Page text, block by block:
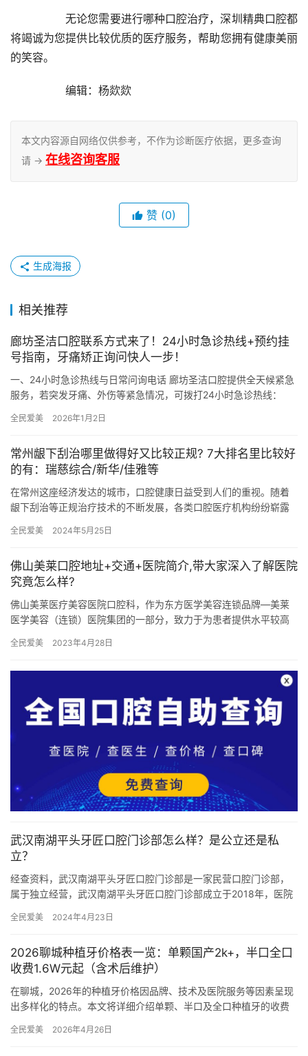
		无论您需要进行哪种口腔治疗，深圳精典口腔都
将竭诚为您提供比较优质的医疗服务，帮助您拥有健康美丽
的笑容。
		编辑：杨欻欻
本文内容源自网络仅供参考，不作为诊断医疗依据，更多查询
请 → 在线咨询客服
赞 (0)
生成海报
相关推荐
廊坊圣洁口腔联系方式来了！24小时急诊热线+预约挂
号指南，牙痛矫正询问快人一步！
一、24小时急诊热线与日常问询电话 廊坊圣洁口腔提供全天候紧急
服务，若突发牙痛、外伤等紧急情况，可拨打24小时急诊热线：
全民爱美 2026年1月2日
常州龈下刮治哪里做得好又比较正规? 7大排名里比较好
的有：瑞慈综合/新华/佳雅等
在常州这座经济发达的城市，口腔健康日益受到人们的重视。随着
龈下刮治等正规治疗技术的不断发展，各类口腔医疗机构纷纷崭露
题。本文…
全民爱美 2024年5月25日
佛山美莱口腔地址+交通+医院简介,带大家深入了解医院
究竟怎么样?
佛山美莱医疗美容医院口腔科，作为东方医学美容连锁品牌—美莱
医学美容（连锁）医院集团的一部分，致力于为患者提供水平较高
地址…
全民爱美 2023年4月28日
武汉南湖平头牙匠口腔门诊部怎么样？是公立还是私
立？
经查资料，武汉南湖平头牙匠口腔门诊部是一家民营口腔门诊部，
属于独立经营，武汉南湖平头牙匠口腔门诊部成立于2018年，医院
全民爱美 2024年4月23日
2026聊城种植牙价格表一览：单颗国产2k+，半口全口
收费1.6W元起（含术后维护）
在聊城，2026年的种植牙价格因品牌、技术及医院服务等因素呈现
出多样化的特点。本文将详细介绍单颗、半口及全口种植牙的收费
颗…
全民爱美 2026年4月26日